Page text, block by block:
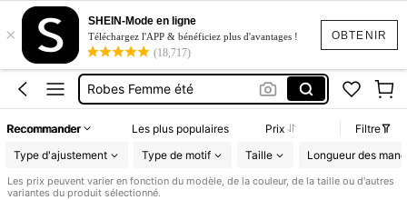
OBTENIR
×
SHEIN-Mode en ligne
Téléchargez l'APP & bénéficiez plus d'avantages !
(18,717)
Maillot De Bain Femme
Squishy
Maillot De Bain 2 Pieces
Robes Femme été
Squishy
Recommander Les plus populaires Prix
Filtre
Type d'ajustement
Type de motif Taille Longueur des
Les prix peuvent varier en fonction du modèle, de la couleur, de la taille ou d'autres
variantes du produit sélectionné.